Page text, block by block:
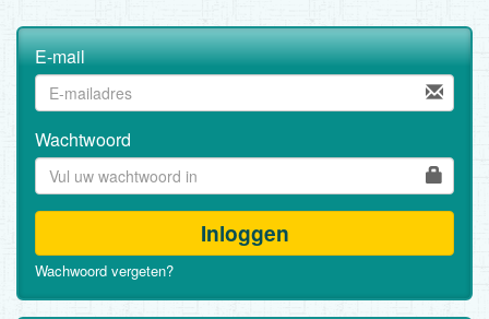
E-mail
Wachtwoord
Inloggen
Wachwoord vergeten?